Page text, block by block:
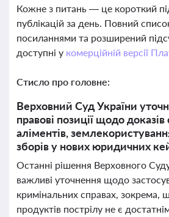
Кожне з питань — це короткий
публікацій за день. Повний
посиланнями та розширений
доступні у комерційній версії
Стисло про головне:
Верховний Суд України
правові позиції щодо
аліментів,
зборів у нових юридичних
Останні рішення Верховного
важливі уточнення щодо
кримінальних справах, зокрема,
продуктів пострілу не є